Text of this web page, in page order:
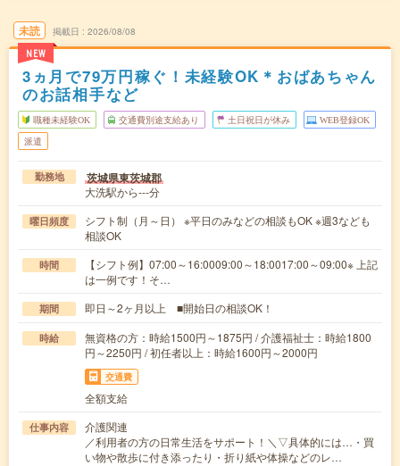
未読
NEW
掲載日 2026/08/08
3ヵ月で79万円稼ぐ！未経験OK＊おばあちゃん
のお話相手など
職種未経験OK 交通費別途支給あり 土日祝日が休み WEB登録OK
派遣
勤務地 茨城県東茨城郡
大洗駅から---分
曜日頻度
シフト制（月～日） ※平日のみなどの相談もOK ※週3なども
相談OK
時間
【シフト例】07:00～16:0009:00～18:0017:00～09:00※ 上記
は一例です！そ…
期間 即日～2ヶ月以上 ■開始日の相談OK！
時給
無資格の方：時給1500円～1875円 / 介護福祉士：時給1800
円～2250円 / 初任者以上：時給1600円～2000円
交通費
全額支給
仕事内容
介護関連
／利用者の方の日常生活をサポート！＼▽具体的には…・買
い物や散歩に付き添ったり・折り紙や体操などのレ…